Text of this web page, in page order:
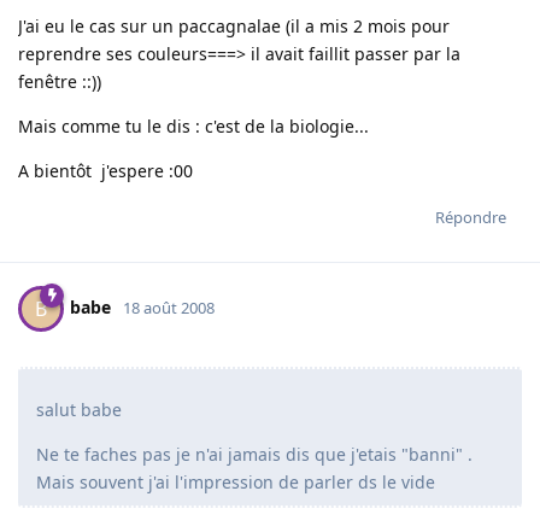
J'ai eu le cas sur un paccagnalae (il a mis 2 mois pour
reprendre ses couleurs===> il avait faillit passer par la
fenêtre ::))
Mais comme tu le dis : c'est de la biologie...
A bientôt j'espere :00
Répondre
B babe 18 août 2008
salut babe
Ne te faches pas je n'ai jamais dis que j'etais "banni" .
Mais souvent j'ai l'impression de parler ds le vide